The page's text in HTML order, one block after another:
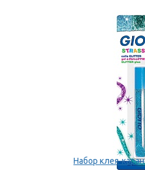
Мы рекомендуем
Набор клея-